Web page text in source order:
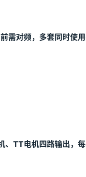
需对频，多套同时使
、TT电机四路输出，